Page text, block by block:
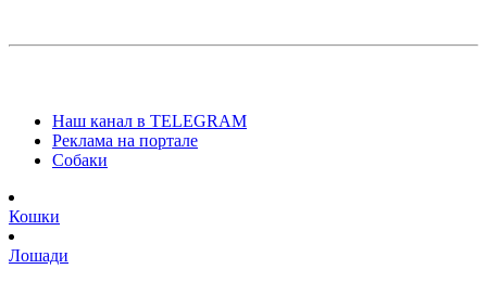
Наш канал в TELEGRAM
Реклама на портале
Собаки
Кошки
Лошади